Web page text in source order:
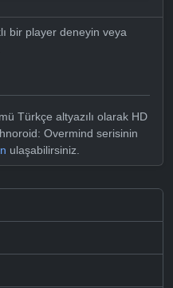
bir player deneyin veya
Türkçe altyazılı olarak HD
Overmind serisinin
ulaşabilirsiniz.